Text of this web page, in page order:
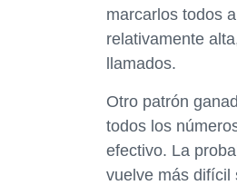
marcarlos todos
relativamente
llamados.
Otro patrón
todos los
efectivo. La
vuelve más difícil